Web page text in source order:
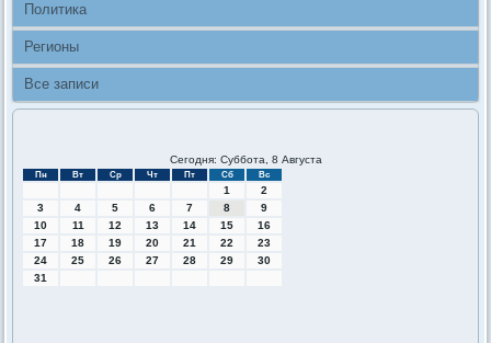
Политика
Регионы
Все записи
Сегодня: Суббота, 8 Августа
Пн Вт Ср Чт Пт Сб Вс
1
2
3
4 5 6 7 8
9
10
11 12 13 14 15
16
17
18 19 20 21 22
23
24
25 26 27 28 29
30
31